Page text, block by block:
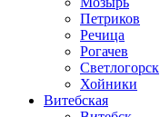
Петриков
Речица
Рогачев
Светлогорск
Хойники
Витебская